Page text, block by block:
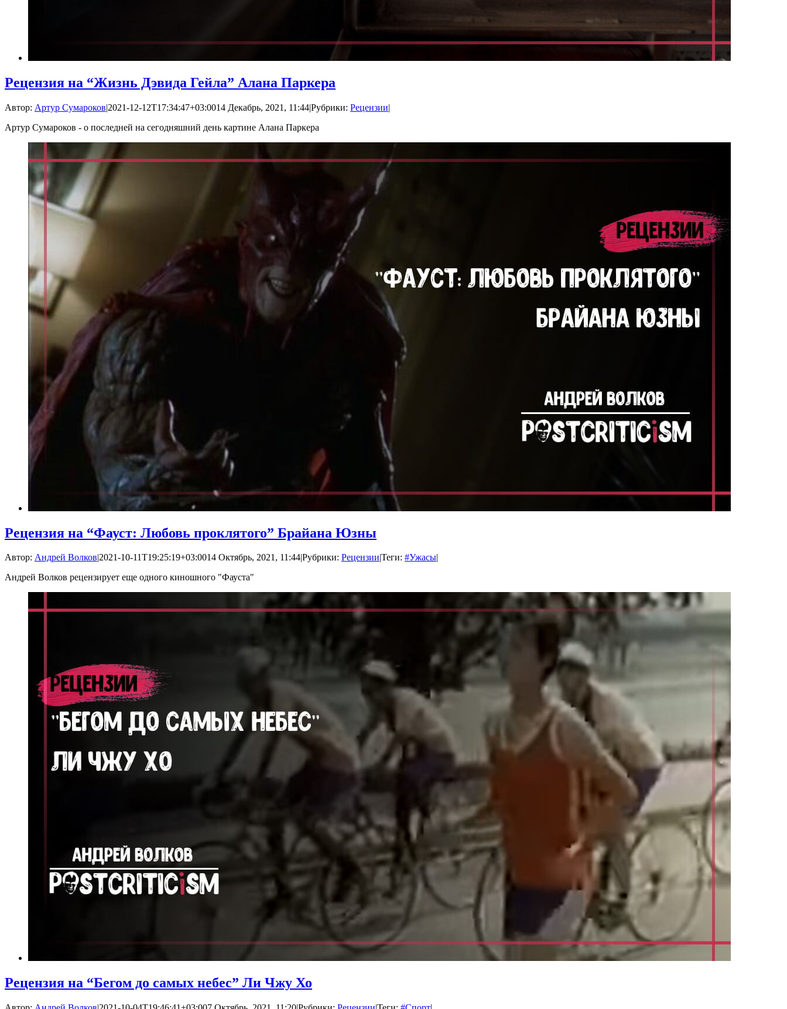
Рецензия на “Жизнь Дэвида Гейла” Алана Паркера
Автор: Артур Сумароков|2021-12-12T17:34:47+03:0014 Декабрь, 2021, 11:44|Рубрики: Рецензии|
Артур Сумароков - о последней на сегодняшний день картине Алана Паркера
Рецензия на “Фауст: Любовь проклятого” Брайана Юзны
Автор: Андрей Волков|2021-10-11T19:25:19+03:0014 Октябрь, 2021, 11:44|Рубрики: Рецензии|Теги: #Ужасы|
Андрей Волков рецензирует еще одного киношного "Фауста"
Рецензия на “Бегом до самых небес” Ли Чжу Хо